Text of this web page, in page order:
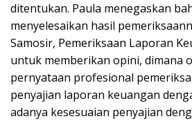
ditentukan. Paula menegaskan
menyelesaikan hasil
Samosir, Pemeriksaan Laporan
untuk memberikan opini, dimana
pernyataan profesional
penyajian laporan keuangan
adanya kesesuaian penyajian